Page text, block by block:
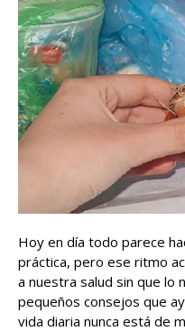
Hoy en día todo parece
práctica, pero ese ritmo
a nuestra salud sin que lo
pequeños consejos que
vida diaria nunca está de